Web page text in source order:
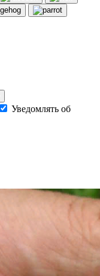
Уведомлять об